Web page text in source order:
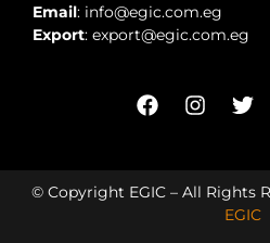
Email: info@egic.com.eg
Export: export@egic.com.eg
© Copyright EGIC – All Rights
EGIC